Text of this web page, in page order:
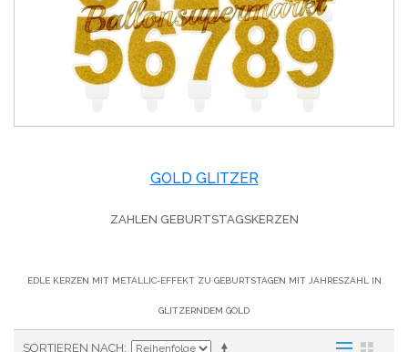
GOLD GLITZER
ZAHLEN GEBURTSTAGSKERZEN
EDLE KERZEN MIT METALLIC-EFFEKT ZU GEBURTSTAGEN MIT JAHRESZAHL IN
GLITZERNDEM GOLD
SORTIEREN NACH